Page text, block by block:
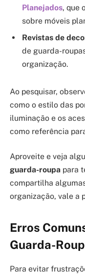
Planejados, que
sobre móveis
Revistas de
de guarda-
organização.
Ao pesquisar,
como o estilo das
iluminação e os
como referência
Aproveite e veja
guarda-roupa para
compartilha
organização, vale a
Erros
Guarda-
Para evitar